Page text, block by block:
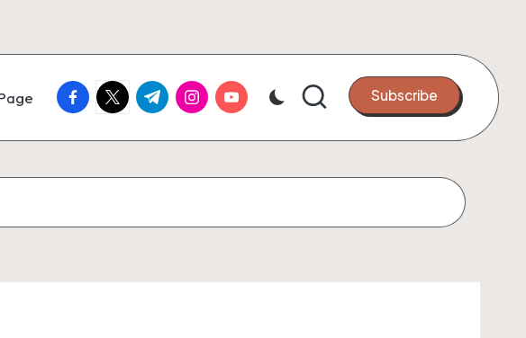
facebook.com
twitter.com
t.me instagram.com
youtube.com Subscribe